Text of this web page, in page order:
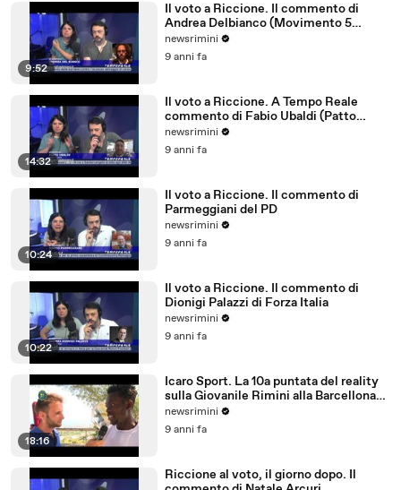
9:52
Il voto a Riccione. Il commento di
Andrea Delbianco (Movimento 5
Stelle)
newsrimini
9 anni fa
14:32
Il voto a Riccione. A Tempo Reale
commento di Fabio Ubaldi (Patto
Civico Riccione)
newsrimini
9 anni fa
10:24
Il voto a Riccione. Il commento di
Parmeggiani del PD
newsrimini
9 anni fa
10:22
Il voto a Riccione. Il commento di
Dionigi Palazzi di Forza Italia
newsrimini
9 anni fa
18:16
Icaro Sport. La 10a puntata del reality
sulla Giovanile Rimini alla Barcellona
Professional Cup
newsrimini
9 anni fa
Riccione al voto, il giorno dopo. Il